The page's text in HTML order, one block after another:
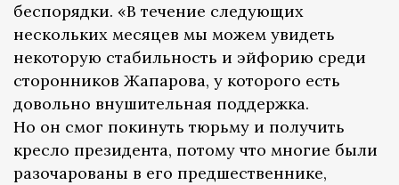
беспорядки. «В течение следующих
нескольких месяцев мы можем увидеть
некоторую стабильность и эйфорию среди
сторонников Жапарова, у которого есть
довольно внушительная поддержка.
Но он смог покинуть тюрьму и получить
кресло президента, потому что многие были
разочарованы в его предшественнике,